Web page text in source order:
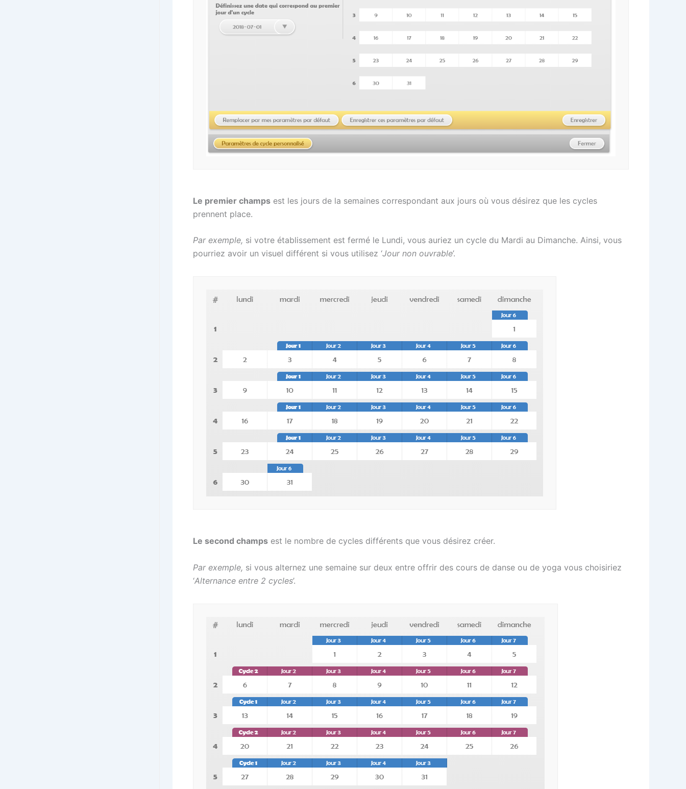
Le premier champs est les jours de la semaines correspondant aux jours où vous désirez que les cycles
prennent place.
Par exemple, si votre établissement est fermé le Lundi, vous auriez un cycle du Mardi au Dimanche. Ainsi, vous
pourriez avoir un visuel différent si vous utilisez ‘Jour non ouvrable’.
Le second champs est le nombre de cycles différents que vous désirez créer.
Par exemple, si vous alternez une semaine sur deux entre offrir des cours de danse ou de yoga vous choisiriez
‘Alternance entre 2 cycles’.